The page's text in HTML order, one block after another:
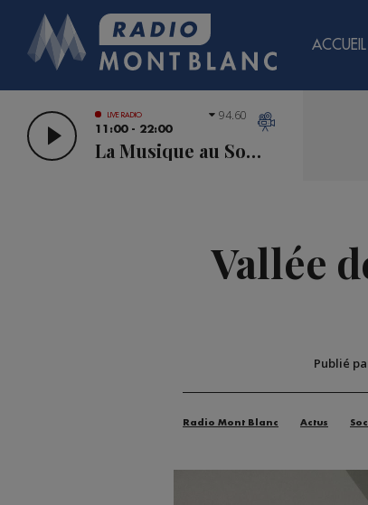
ACCUEIL
LIVE RADIO
11:00 - 22:00
La Musique au Sommet
94.60
Vallée
Publié
Radio Mont Blanc Actus